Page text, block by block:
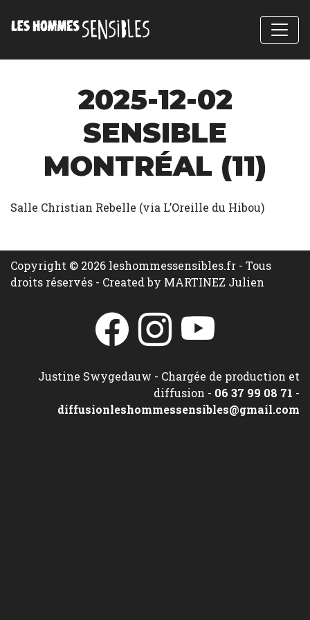
2025-12-02
SENSIBLE
MONTRÉAL (11)
Salle Christian Rebelle (via L’Oreille du Hibou)
Copyright © 2026 leshommessensibles.fr - Tous
droits réservés - Created by MARTINEZ Julien
Justine Swygedauw - Chargée de production et
diffusion - 06 37 99 08 71 -
diffusionleshommessensibles@gmail.com